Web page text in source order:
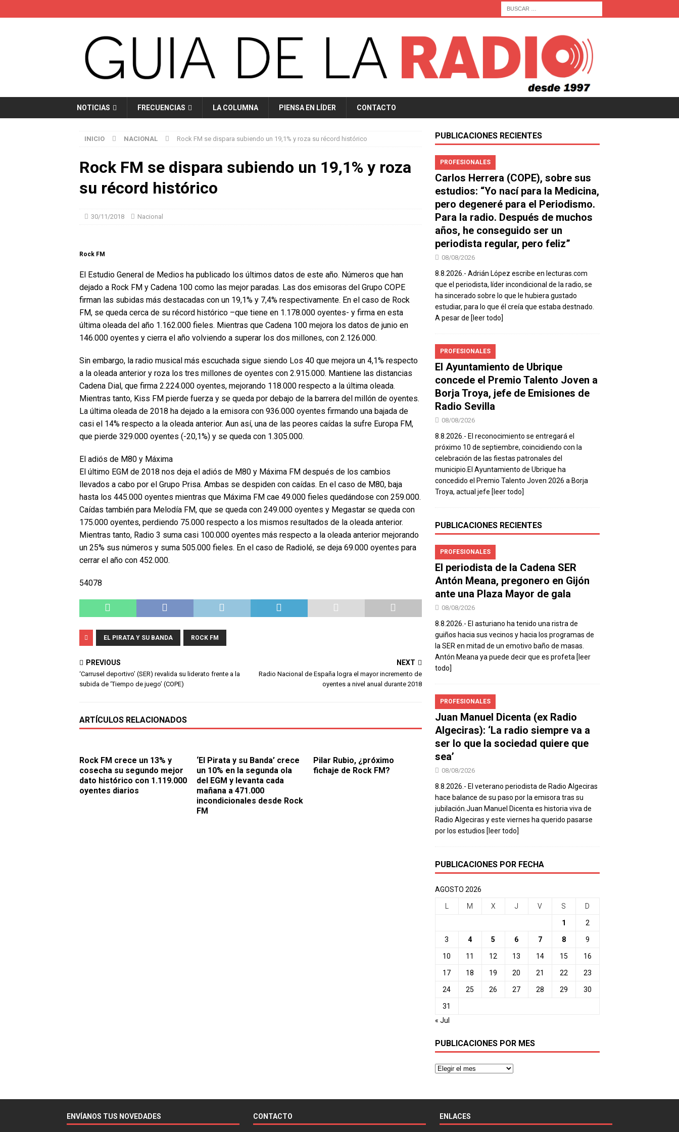
NOTICIAS FRECUENCIAS LA COLUMNA PIENSA EN LÍDER CONTACTO
INICIO NACIONAL Rock FM se dispara subiendo un 19,1% y roza su récord histórico
Rock FM se dispara subiendo un 19,1% y roza
su récord histórico
30/11/2018 Nacional
Rock FM
El Estudio General de Medios ha publicado los últimos datos de este año. Números que han
dejado a Rock FM y Cadena 100 como las mejor paradas. Las dos emisoras del Grupo COPE
firman las subidas más destacadas con un 19,1% y 7,4% respectivamente. En el caso de Rock
FM, se queda cerca de su récord histórico –que tiene en 1.178.000 oyentes- y firma en esta
última oleada del año 1.162.000 fieles. Mientras que Cadena 100 mejora los datos de junio en
146.000 oyentes y cierra el año volviendo a superar los dos millones, con 2.126.000.
Sin embargo, la radio musical más escuchada sigue siendo Los 40 que mejora un 4,1% respecto
a la oleada anterior y roza los tres millones de oyentes con 2.915.000. Mantiene las distancias
Cadena Dial, que firma 2.224.000 oyentes, mejorando 118.000 respecto a la última oleada.
Mientras tanto, Kiss FM pierde fuerza y se queda por debajo de la barrera del millón de oyentes.
La última oleada de 2018 ha dejado a la emisora con 936.000 oyentes firmando una bajada de
casi el 14% respecto a la oleada anterior. Aun así, una de las peores caídas la sufre Europa FM,
que pierde 329.000 oyentes (-20,1%) y se queda con 1.305.000.
El adiós de M80 y Máxima
El último EGM de 2018 nos deja el adiós de M80 y Máxima FM después de los cambios
llevados a cabo por el Grupo Prisa. Ambas se despiden con caídas. En el caso de M80, baja
hasta los 445.000 oyentes mientras que Máxima FM cae 49.000 fieles quedándose con 259.000.
Caídas también para Melodía FM, que se queda con 249.000 oyentes y Megastar se queda con
175.000 oyentes, perdiendo 75.000 respecto a los mismos resultados de la oleada anterior.
Mientras tanto, Radio 3 suma casi 100.000 oyentes más respecto a la oleada anterior mejorando
un 25% sus números y suma 505.000 fieles. En el caso de Radiolé, se deja 69.000 oyentes para
cerrar el año con 452.000.
54078
EL PIRATA Y SU BANDA ROCK FM
PREVIOUS
‘Carrusel deportivo’ (SER) revalida su liderato frente a la
subida de ‘Tiempo de juego’ (COPE)
NEXT
Radio Nacional de España logra el mayor incremento de
oyentes a nivel anual durante 2018
ARTÍCULOS RELACIONADOS
Rock FM crece un 13% y
cosecha su segundo mejor
dato histórico con 1.119.000
oyentes diarios
‘El Pirata y su Banda’ crece
un 10% en la segunda ola
del EGM y levanta cada
mañana a 471.000
incondicionales desde Rock
FM
Pilar Rubio, ¿próximo
fichaje de Rock FM?
PUBLICACIONES RECIENTES
PROFESIONALES
Carlos Herrera (COPE), sobre sus
estudios: “Yo nací para la Medicina,
pero degeneré para el Periodismo.
Para la radio. Después de muchos
años, he conseguido ser un
periodista regular, pero feliz”
08/08/2026
8.8.2026.- Adrián López escribe en lecturas.com
que el periodista, líder incondicional de la radio, se
ha sincerado sobre lo que le hubiera gustado
estudiar, para lo que él creía que estaba destnado.
A pesar de [leer todo]
PROFESIONALES
El Ayuntamiento de Ubrique
concede el Premio Talento Joven a
Borja Troya, jefe de Emisiones de
Radio Sevilla
08/08/2026
8.8.2026.- El reconocimiento se entregará el
próximo 10 de septiembre, coincidiendo con la
celebración de las fiestas patronales del
municipio.El Ayuntamiento de Ubrique ha
concedido el Premio Talento Joven 2026 a Borja
Troya, actual jefe [leer todo]
PUBLICACIONES RECIENTES
PROFESIONALES
El periodista de la Cadena SER
Antón Meana, pregonero en Gijón
ante una Plaza Mayor de gala
08/08/2026
8.8.2026.- El asturiano ha tenido una ristra de
guiños hacia sus vecinos y hacia los programas de
la SER en mitad de un emotivo baño de masas.
Antón Meana ya puede decir que es profeta [leer
todo]
PROFESIONALES
Juan Manuel Dicenta (ex Radio
Algeciras): ‘La radio siempre va a
ser lo que la sociedad quiere que
sea’
08/08/2026
8.8.2026.- El veterano periodista de Radio Algeciras
hace balance de su paso por la emisora tras su
jubilación.Juan Manuel Dicenta es historia viva de
Radio Algeciras y este viernes ha querido pasarse
por los estudios [leer todo]
PUBLICACIONES POR FECHA
AGOSTO 2026
L M X J V S D
1 2
3 4 5 6 7 8 9
10 11 12 13 14 15 16
17 18 19 20 21 22 23
24 25 26 27 28 29 30
31
« Jul
PUBLICACIONES POR MES
ENVÍANOS TUS NOVEDADES CONTACTO ENLACES